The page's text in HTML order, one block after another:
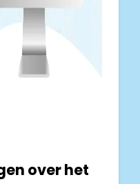
over het